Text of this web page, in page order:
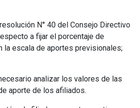
N° 40 del Consejo Directivo
a fijar el porcentaje de
la escala de aportes previsionales;
analizar los valores de las
aporte de los afiliados.